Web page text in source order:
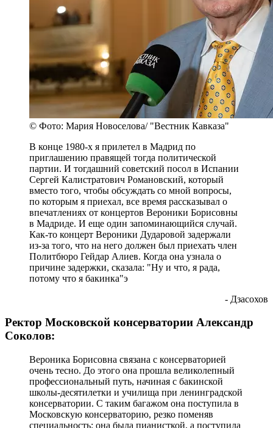
© Фото: Мария Новоселова/ "Вестник Кавказа"
В конце 1980-х я прилетел в Мадрид по
приглашению правящей тогда политической
партии. И тогдашний советский посол в Испании
Сергей Калистратович Романовский, который
вместо того, чтобы обсуждать со мной вопросы,
по которым я приехал, все время рассказывал о
впечатлениях от концертов Вероники Борисовны
в Мадриде. И еще один запоминающийся случай.
Как-то концерт Вероники Дударовой задержали
из-за того, что на него должен был приехать член
Политбюро Гейдар Алиев. Когда она узнала о
причине задержки, сказала: "Ну и что, я рада,
потому что я бакинка"э
- Дзасохов
Ректор Московской консерватории Александр
Соколов:
Вероника Борисовна связана с консерваторией
очень тесно. До этого она прошла великолепный
профессиональный путь, начиная с бакинской
школы-десятилетки и училища при ленинградской
консерватории. С таким багажом она поступила в
Московскую консерваторию, резко поменяв
специальность: она была пианисткой, а поступила